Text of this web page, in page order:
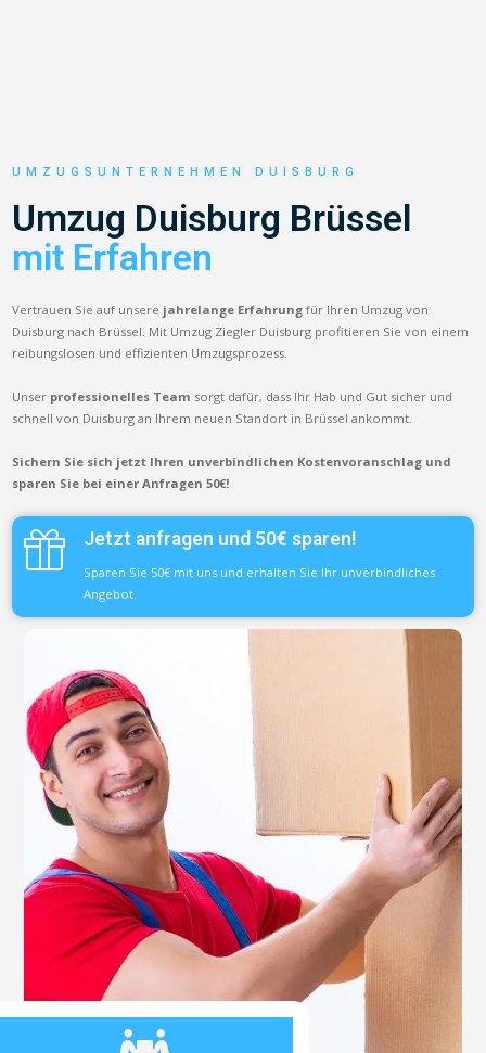
UMZUGSUNTERNEHMEN DUISBURG
Umzug Duisburg Brüssel
mit Erfahren
Vertrauen Sie auf unsere jahrelange Erfahrung für Ihren Umzug von
Duisburg nach Brüssel. Mit Umzug Ziegler Duisburg profitieren Sie von einem
reibungslosen und effizienten Umzugsprozess.
Unser professionelles Team sorgt dafür, dass Ihr Hab und Gut sicher und
schnell von Duisburg an Ihrem neuen Standort in Brüssel ankommt.
Sichern Sie sich jetzt Ihren unverbindlichen Kostenvoranschlag und
sparen Sie bei einer Anfragen 50€!
Jetzt anfragen und 50€ sparen!
Sparen Sie 50€ mit uns und erhalten Sie Ihr unverbindliches
Angebot.